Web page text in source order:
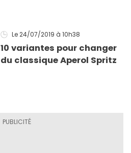
Le 24/07/2019 à 10h38
10 variantes pour changer
du classique Aperol Spritz